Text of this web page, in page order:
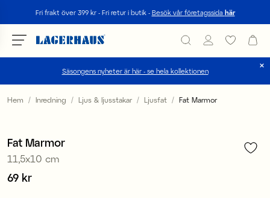
Fri frakt över 399 kr - Fri retur i butik - Besök vår företagssida här
Säsongens nyheter är här - se hela kollektionen
Välj språk / valuta
FI / EUR
Hem Inredning Ljus & ljusstakar Ljusfat
Fat Marmor
Fat Marmor
11,5x10 cm
Pris:69 kr
69 kr